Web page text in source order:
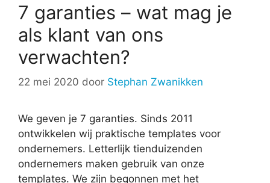
7 garanties – wat mag je
als klant van ons
verwachten?
22 mei 2020 door Stephan Zwanikken
We geven je 7 garanties. Sinds 2011
ontwikkelen wij praktische templates voor
ondernemers. Letterlijk tienduizenden
ondernemers maken gebruik van onze
templates. We zijn begonnen met het